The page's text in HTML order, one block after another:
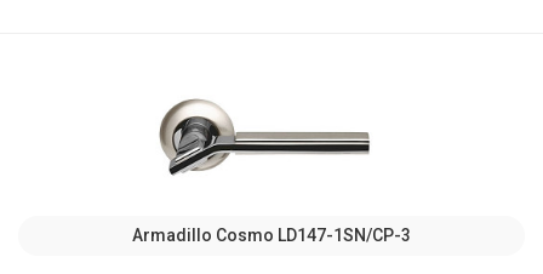
Armadillo Cosmo LD147-1SN/CP-3